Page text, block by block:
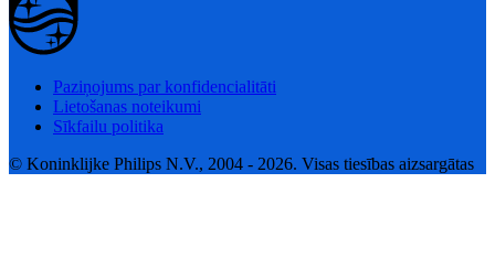
Paziņojums par konfidencialitāti
Lietošanas noteikumi
Sīkfailu politika
© Koninklijke Philips N.V., 2004 - 2026. Visas tiesības aizsargātas